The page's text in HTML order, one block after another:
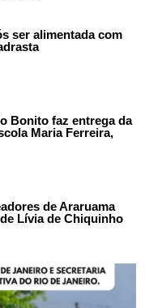
ser alimentada com
Bonito faz entrega da
Maria Ferreira,
de Araruama
Lívia de Chiquinho